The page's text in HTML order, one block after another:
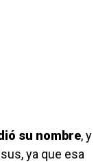
su nombre, y
ya que esa